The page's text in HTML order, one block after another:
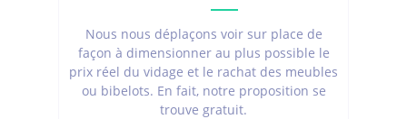
Nous nous déplaçons voir sur place de
façon à dimensionner au plus possible le
prix réel du vidage et le rachat des meubles
ou bibelots. En fait, notre proposition se
trouve gratuit.